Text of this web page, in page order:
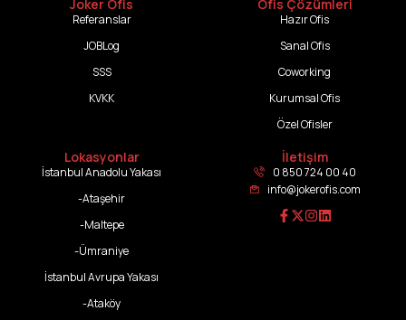
Joker Ofis
Referanslar
JOBLog
SSS
KVKK
Ofis Çözümleri
Hazır Ofis
Sanal Ofis
Coworking
Kurumsal Ofis
Özel Ofisler
Lokasyonlar
İstanbul Anadolu Yakası
-Ataşehir
-Maltepe
-Ümraniye
İstanbul Avrupa Yakası
-Ataköy
İletişim
0 850 724 00 40
info@jokerofis.com